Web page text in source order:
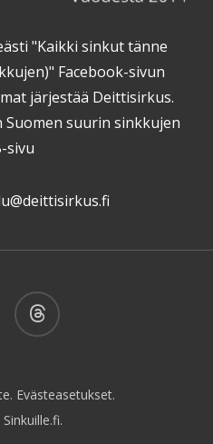
"Kaikki sinkut tänne
Facebook-sivun
järjestää Deittisirkus.
suurin sinkkujen
sivu
threads
Evästeasetukset.